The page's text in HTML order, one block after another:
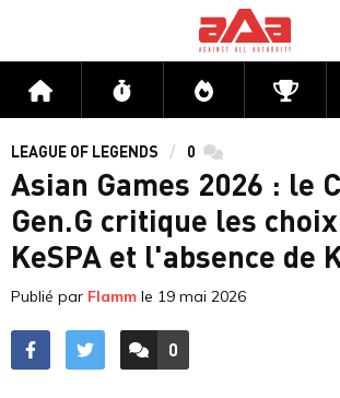
Accueil Flux Directs
LEAGUE OF LEGENDS 0 commentaires
Asian Games 2026 : le
Gen.G critique les
KeSPA et l'absence de
Publié par Flamm le 19 mai 2026
ACCÉDER AUX
0
COMMENTAIRES